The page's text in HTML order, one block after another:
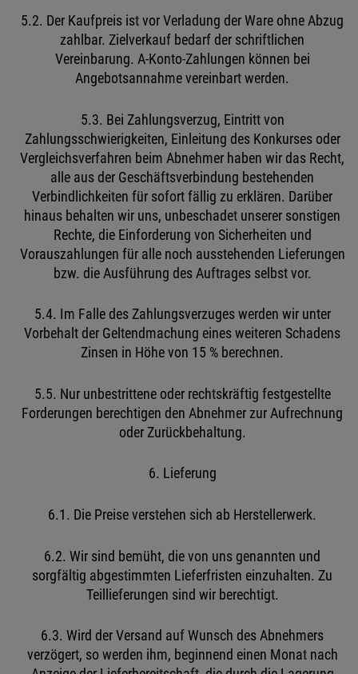
5.2. Der Kaufpreis ist vor Verladung der Ware ohne Abzug
zahlbar. Zielverkauf bedarf der schriftlichen
Vereinbarung. A-Konto-Zahlungen können bei
Angebotsannahme vereinbart werden.
5.3. Bei Zahlungsverzug, Eintritt von
Zahlungsschwierigkeiten, Einleitung des Konkurses oder
Vergleichsverfahren beim Abnehmer haben wir das Recht,
alle aus der Geschäftsverbindung bestehenden
Verbindlichkeiten für sofort fällig zu erklären. Darüber
hinaus behalten wir uns, unbeschadet unserer sonstigen
Rechte, die Einforderung von Sicherheiten und
Vorauszahlungen für alle noch ausstehenden Lieferungen
bzw. die Ausführung des Auftrages selbst vor.
5.4. Im Falle des Zahlungsverzuges werden wir unter
Vorbehalt der Geltendmachung eines weiteren Schadens
Zinsen in Höhe von 15 % berechnen.
5.5. Nur unbestrittene oder rechtskräftig festgestellte
Forderungen berechtigen den Abnehmer zur Aufrechnung
oder Zurückbehaltung.
6. Lieferung
6.1. Die Preise verstehen sich ab Herstellerwerk.
6.2. Wir sind bemüht, die von uns genannten und
sorgfältig abgestimmten Lieferfristen einzuhalten. Zu
Teillieferungen sind wir berechtigt.
6.3. Wird der Versand auf Wunsch des Abnehmers
verzögert, so werden ihm, beginnend einen Monat nach